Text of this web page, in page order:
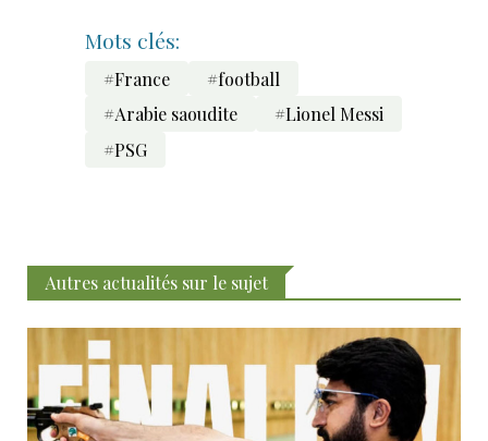
Mots clés:
#France
#football
#Arabie saoudite
#Lionel Messi
#PSG
Autres actualités sur le sujet